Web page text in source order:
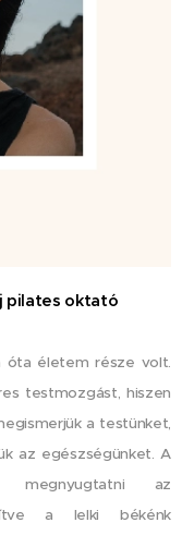
pilates oktató
óta életem része volt.
testmozgást, hiszen
a testünket,
az egészségünket. A
az
a lelki békénk